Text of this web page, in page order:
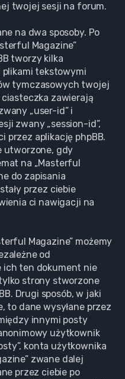
twojej sesji na forum.
na dwa sposoby. Po
Magazine”
tworzy kilka
plikami tekstowymi
tymczasowych twojej
zawierają
„user-id” i
zwany „session-id”,
przez aplikację phpBB.
utworzone, gdy
na „Masterful
do zapisania
przez ciebie
ci nawigacji na
Magazine” możemy
od
ich ten dokument nie
strony stworzone
Drugi sposób, w jaki
to dane wysyłane przez
innymi posty
użytkownik
konta użytkownika
zwane dalej
przez ciebie po